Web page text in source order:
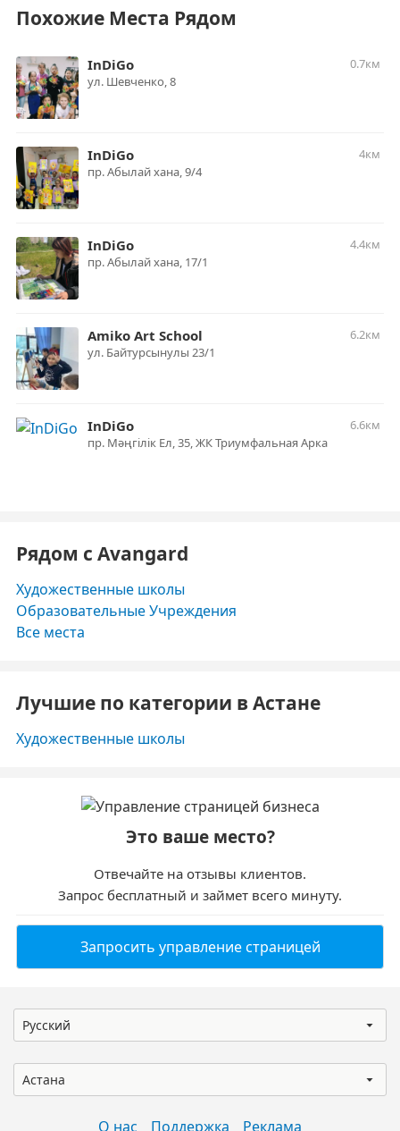
Похожие Места Рядом
InDiGo
0.7км
ул. Шевченко, 8
InDiGo
4км
пр. Абылай хана, 9/4
InDiGo
4.4км
пр. Абылай хана, 17/1
Amiko Art School
6.2км
ул. Байтурсынулы 23/1
InDiGo
6.6км
пр. ​Мәңгілік Ел, 35, ​ЖК Триумфальная Арка
Рядом с Avangard
Художественные школы
Образовательные Учреждения
Все места
Лучшие по категории в Астане
Художественные школы
Это ваше место?
Отвечайте на отзывы клиентов.
Запрос бесплатный и займет всего минуту.
Запросить управление страницей
Русский
Астана
О нас Поддержка Реклама